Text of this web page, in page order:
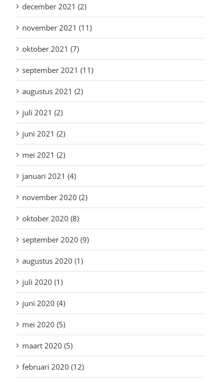
december 2021 (2)
november 2021 (11)
oktober 2021 (7)
september 2021 (11)
augustus 2021 (2)
juli 2021 (2)
juni 2021 (2)
mei 2021 (2)
januari 2021 (4)
november 2020 (2)
oktober 2020 (8)
september 2020 (9)
augustus 2020 (1)
juli 2020 (1)
juni 2020 (4)
mei 2020 (5)
maart 2020 (5)
februari 2020 (12)